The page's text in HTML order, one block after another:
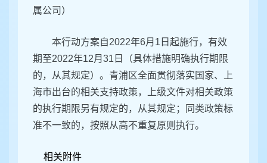
属公司）
本行动方案自2022年6月1日起施行，有效
期至2022年12月31日（具体措施明确执行期限
的，从其规定）。青浦区全面贯彻落实国家、上
海市出台的相关支持政策，上级文件对相关政策
的执行期限另有规定的，从其规定；同类政策标
准不一致的，按照从高不重复原则执行。
相关附件